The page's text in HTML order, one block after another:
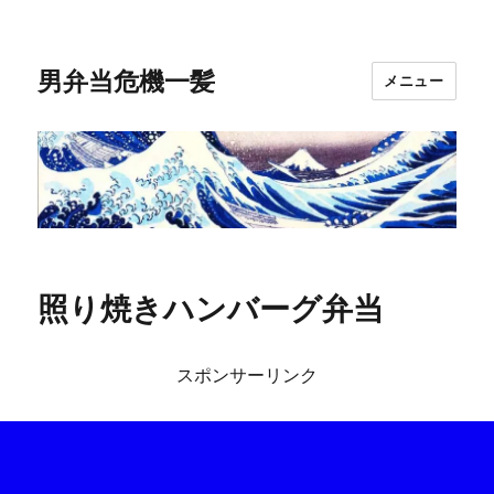
男弁当危機一髪 メニュー
照り焼きハンバーグ弁当
スポンサーリンク